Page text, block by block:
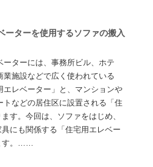
ーターを使用するソファの搬入
ーターには、事務所ビル、ホテ
業施設などで広く使われている
エレベーター」と、マンションや
トなどの居住区に設置される「住
す。今回は、ソファをはじめ、
にも関係する「住宅用エレベー
す。……